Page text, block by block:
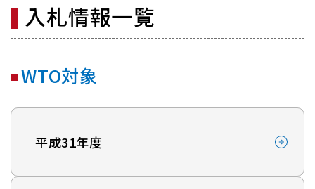
入札情報一覧
WTO対象
平成31年度